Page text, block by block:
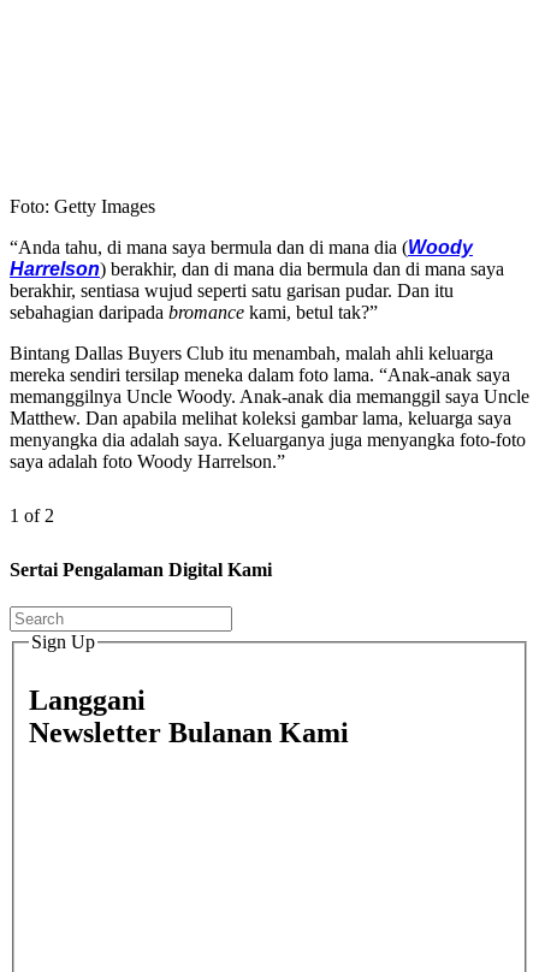
Foto: Getty Images
“Anda tahu, di mana saya bermula dan di mana dia (Woody
Harrelson) berakhir, dan di mana dia bermula dan di mana saya
berakhir, sentiasa wujud seperti satu garisan pudar. Dan itu
sebahagian daripada bromance kami, betul tak?”
Bintang Dallas Buyers Club itu menambah, malah ahli keluarga
mereka sendiri tersilap meneka dalam foto lama. “Anak-anak saya
memanggilnya Uncle Woody. Anak-anak dia memanggil saya Uncle
Matthew. Dan apabila melihat koleksi gambar lama, keluarga saya
menyangka dia adalah saya. Keluarganya juga menyangka foto-foto
saya adalah foto Woody Harrelson.”
1 of 2
Sertai Pengalaman Digital Kami
Sign Up
Langgani
Newsletter Bulanan Kami